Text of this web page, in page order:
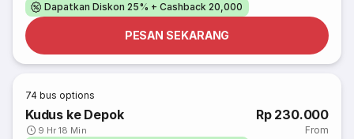
Dapatkan Diskon 25% + Cashback 20,000
PESAN SEKARANG
74 bus options
Kudus ke Depok
9 Hr 18 Min
Rp 230.000
From